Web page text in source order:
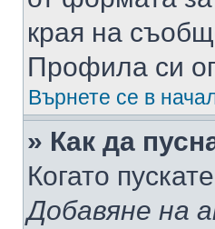
края на
Профила си
Върнете се в
» Как да
Когато
Добавяне на